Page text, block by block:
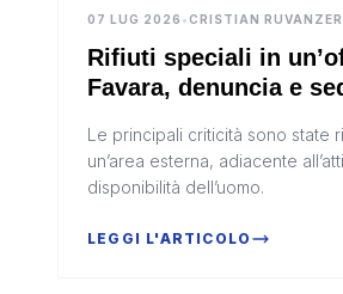
07 LUG 2026 •CRISTIAN
Rifiuti speciali in
Favara, denuncia e
Le principali criticità sono state
un’area esterna, adiacente
disponibilità dell’uomo.
LEGGI L'ARTICOLO